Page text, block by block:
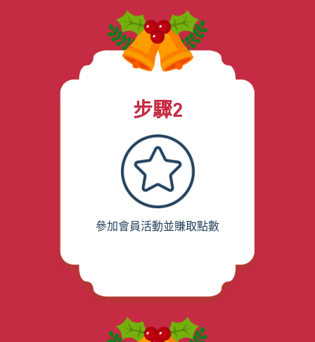
步驟2
參加會員活動並賺取點數